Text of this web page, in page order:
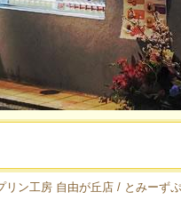
リン工房 自由が丘店 / とみー